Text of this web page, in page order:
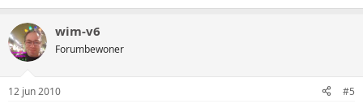
wim-v6
Forumbewoner
12 jun 2010 #5